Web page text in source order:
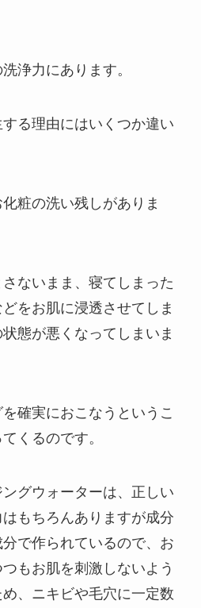
浄力にあります。
る理由にはいくつか違い
粧の洗い残しがありま
ないまま、寝てしまった
をお肌に浸透させてしま
態が悪くなってしまいま
確実におこなうというこ
くるのです。
グウォーターは、正しい
もちろんありますが成分
で作られているので、お
もお肌を刺激しないよう
、ニキビや毛穴に一定数